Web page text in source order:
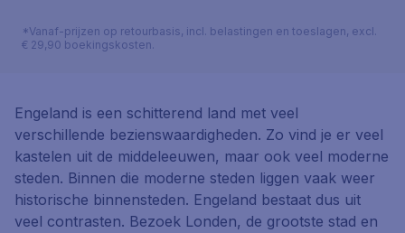
*Vanaf-prijzen op retourbasis, incl. belastingen en toeslagen, excl.
€ 29,90 boekingskosten.
Engeland is een schitterend land met veel
verschillende bezienswaardigheden. Zo vind je er veel
kastelen uit de middeleeuwen, maar ook veel moderne
steden. Binnen die moderne steden liggen vaak weer
historische binnensteden. Engeland bestaat dus uit
veel contrasten. Bezoek Londen, de grootste stad en